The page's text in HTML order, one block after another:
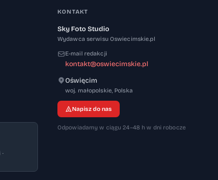
KONTAKT
Sky Foto Studio
Wydawca serwisu Oswiecimskie.pl
E-mail redakcji
kontakt@oswiecimskie.pl
Oświęcim
woj. małopolskie, 32-600
Polska
Napisz do nas
Odpowiadamy w ciągu 24–48 h w dni robocze